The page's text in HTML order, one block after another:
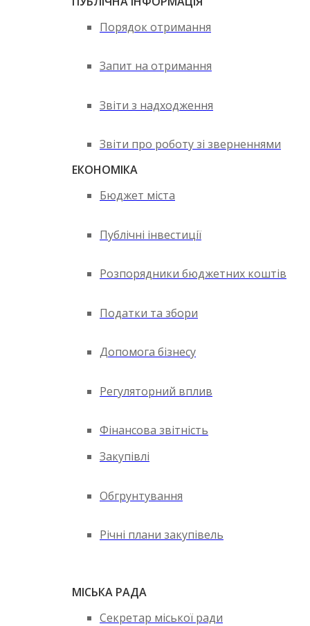
Порядок отримання
Запит на отримання
Звіти з надходження
Звіти про роботу зі зверненнями
ЕКОНОМІКА
Бюджет міста
Публічні інвестиції
Розпорядники бюджетних коштів
Податки та збори
Допомога бізнесу
Регуляторний вплив
Фінансова звітність
Закупівлі
Обгрунтування
Річні плани закупівель
МІСЬКА РАДА
Секретар міської ради